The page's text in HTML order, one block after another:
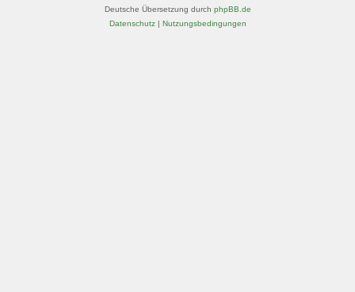
Deutsche Übersetzung durch phpBB.de
Datenschutz| Nutzungsbedingungen